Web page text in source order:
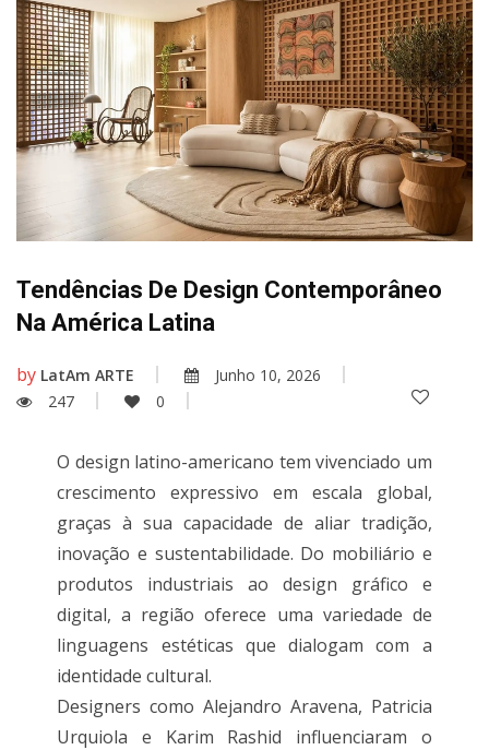
Tendências De Design Contemporâneo
Na América Latina
by LatAm ARTE
Junho 10, 2026
247
0
O design latino-americano tem vivenciado um
crescimento expressivo em escala global,
graças à sua capacidade de aliar tradição,
inovação e sustentabilidade. Do mobiliário e
produtos industriais ao design gráfico e
digital, a região oferece uma variedade de
linguagens estéticas que dialogam com a
identidade cultural.
Designers como Alejandro Aravena, Patricia
Urquiola e Karim Rashid influenciaram o